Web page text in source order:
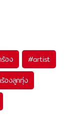
ร้อง #artist
องลูกทุ่ง